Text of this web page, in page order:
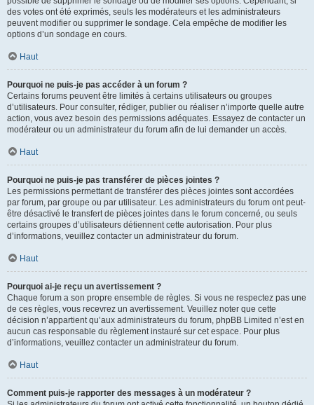
des votes ont été exprimés, seuls les modérateurs et les administrateurs
peuvent modifier ou supprimer le sondage. Cela empêche de modifier les
options d’un sondage en cours.
Haut
Pourquoi ne puis-je pas accéder à un forum ?
Certains forums peuvent être limités à certains utilisateurs ou groupes
d’utilisateurs. Pour consulter, rédiger, publier ou réaliser n’importe quelle autre
action, vous avez besoin des permissions adéquates. Essayez de contacter un
modérateur ou un administrateur du forum afin de lui demander un accès.
Haut
Pourquoi ne puis-je pas transférer de pièces jointes ?
Les permissions permettant de transférer des pièces jointes sont accordées
par forum, par groupe ou par utilisateur. Les administrateurs du forum ont peut-
être désactivé le transfert de pièces jointes dans le forum concerné, ou seuls
certains groupes d’utilisateurs détiennent cette autorisation. Pour plus
d’informations, veuillez contacter un administrateur du forum.
Haut
Pourquoi ai-je reçu un avertissement ?
Chaque forum a son propre ensemble de règles. Si vous ne respectez pas une
de ces règles, vous recevrez un avertissement. Veuillez noter que cette
décision n’appartient qu’aux administrateurs du forum, phpBB Limited n’est en
aucun cas responsable du règlement instauré sur cet espace. Pour plus
d’informations, veuillez contacter un administrateur du forum.
Haut
Comment puis-je rapporter des messages à un modérateur ?